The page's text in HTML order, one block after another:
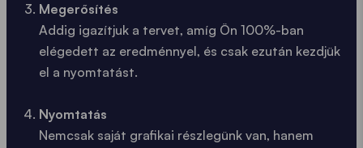
Megerősítés
Addig igazítjuk a tervet, amíg Ön 100%-ban
elégedett az eredménnyel, és csak ezután kezdjük
el a nyomtatást.
Nyomtatás
Nemcsak saját grafikai részlegünk van, hanem